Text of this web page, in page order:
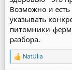
Возможно и
указывать
питомники-
разбора.
Р
NatUlia